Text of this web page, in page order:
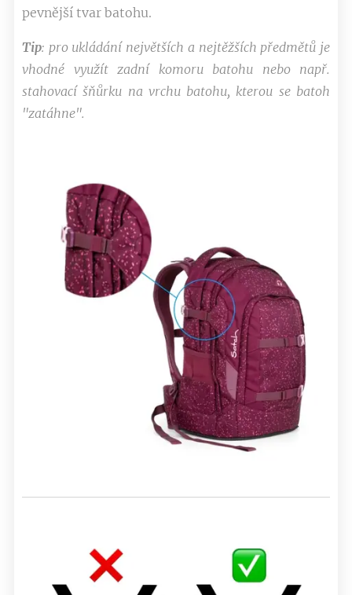
pevnější tvar batohu.
Tip: pro ukládání největších a nejtěžších předmětů je
vhodné využít zadní komoru batohu nebo např.
stahovací šňůrku na vrchu batohu, kterou se batoh
"zatáhne".